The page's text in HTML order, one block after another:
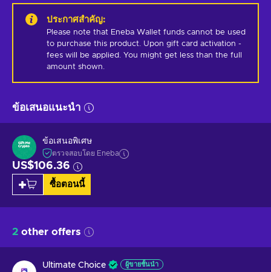
ประกาศสำคัญ:
Please note that Eneba Wallet funds cannot be used
to purchase this product. Upon gift card activation -
fees will be applied. You might get less than the full
amount shown.
ข้อเสนอแนะนำ
ข้อเสนอพิเศษ
ตรวจสอบโดย Eneba
US$106.36
ซื้อตอนนี้
2 other offers
Ultimate Choice ผู้ขายชั้นนำ